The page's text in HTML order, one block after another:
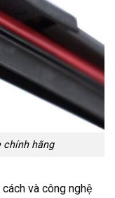
chính hãng
và công nghệ